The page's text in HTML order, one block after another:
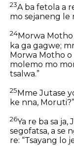
23A ba fetola a
mo sejaneng le
24Morwa
ka ga gagwe;
Morwa Motho o
molemo mo
tsalwa.”
25Mme Jutase
ke nna,
26Ya re ba sa ja,
segofatsa, a se
re: “Tsayang lo